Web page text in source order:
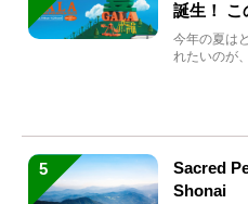
誕生！ こ
まれ変わ
今年の夏は
れたいのが
5
Sacred
Shonai